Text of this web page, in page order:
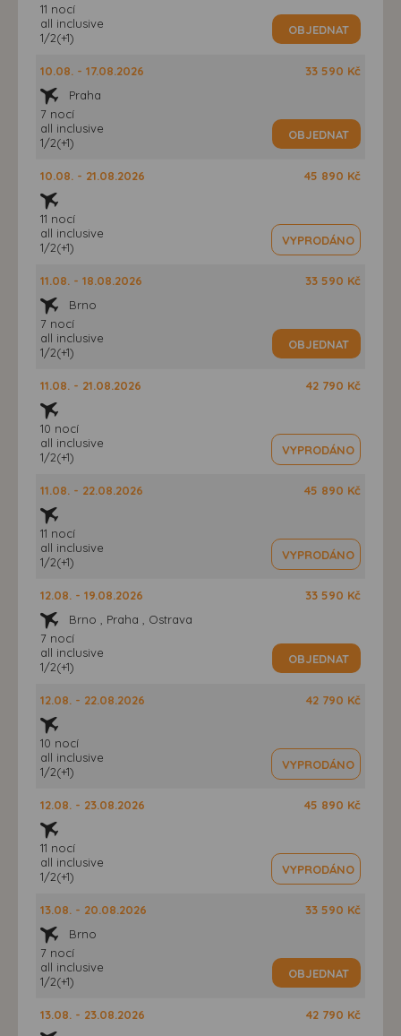
11 nocí
all inclusive
1/2(+1)
OBJEDNAT
10.08. - 17.08.2026
Praha
7 nocí
all inclusive
1/2(+1)
33 590 Kč
OBJEDNAT
10.08. - 21.08.2026
11 nocí
all inclusive
1/2(+1)
45 890 Kč
VYPRODÁNO
11.08. - 18.08.2026
Brno
7 nocí
all inclusive
1/2(+1)
33 590 Kč
OBJEDNAT
11.08. - 21.08.2026
10 nocí
all inclusive
1/2(+1)
42 790 Kč
VYPRODÁNO
11.08. - 22.08.2026
11 nocí
all inclusive
1/2(+1)
45 890 Kč
VYPRODÁNO
12.08. - 19.08.2026
Brno , Praha , Ostrava
7 nocí
all inclusive
1/2(+1)
33 590 Kč
OBJEDNAT
12.08. - 22.08.2026
10 nocí
all inclusive
1/2(+1)
42 790 Kč
VYPRODÁNO
12.08. - 23.08.2026
11 nocí
all inclusive
1/2(+1)
45 890 Kč
VYPRODÁNO
13.08. - 20.08.2026
Brno
7 nocí
all inclusive
1/2(+1)
33 590 Kč
OBJEDNAT
13.08. - 23.08.2026 42 790 Kč